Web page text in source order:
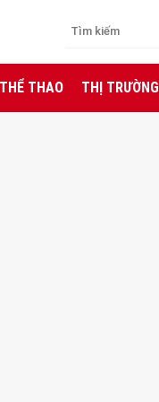
THAO THỊ TRƯỜNG